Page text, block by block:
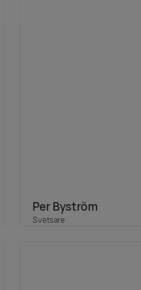
Per Byström
Svetsare